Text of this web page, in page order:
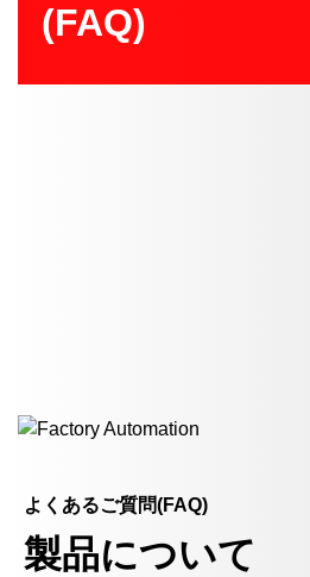
(FAQ)
よくあるご質問(FAQ)
製品について